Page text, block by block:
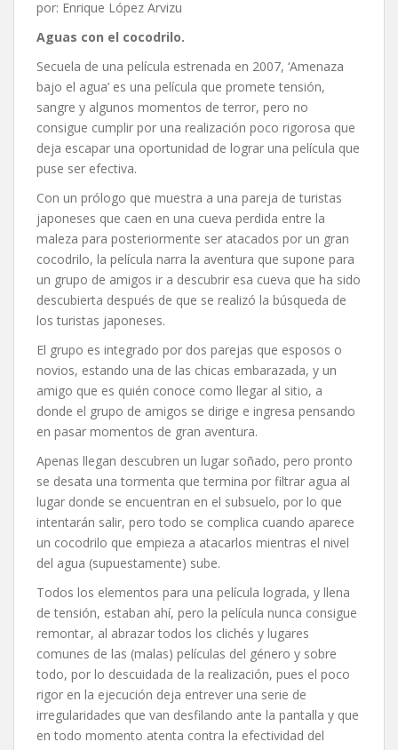
por: Enrique López Arvizu
Aguas con el cocodrilo.
Secuela de una película estrenada en 2007, ‘Amenaza
bajo el agua’ es una película que promete tensión,
sangre y algunos momentos de terror, pero no
consigue cumplir por una realización poco rigorosa que
deja escapar una oportunidad de lograr una película que
puse ser efectiva.
Con un prólogo que muestra a una pareja de turistas
japoneses que caen en una cueva perdida entre la
maleza para posteriormente ser atacados por un gran
cocodrilo, la película narra la aventura que supone para
un grupo de amigos ir a descubrir esa cueva que ha sido
descubierta después de que se realizó la búsqueda de
los turistas japoneses.
El grupo es integrado por dos parejas que esposos o
novios, estando una de las chicas embarazada, y un
amigo que es quién conoce como llegar al sitio, a
donde el grupo de amigos se dirige e ingresa pensando
en pasar momentos de gran aventura.
Apenas llegan descubren un lugar soñado, pero pronto
se desata una tormenta que termina por filtrar agua al
lugar donde se encuentran en el subsuelo, por lo que
intentarán salir, pero todo se complica cuando aparece
un cocodrilo que empieza a atacarlos mientras el nivel
del agua (supuestamente) sube.
Todos los elementos para una película lograda, y llena
de tensión, estaban ahí, pero la película nunca consigue
remontar, al abrazar todos los clichés y lugares
comunes de las (malas) películas del género y sobre
todo, por lo descuidada de la realización, pues el poco
rigor en la ejecución deja entrever una serie de
irregularidades que van desfilando ante la pantalla y que
en todo momento atenta contra la efectividad del